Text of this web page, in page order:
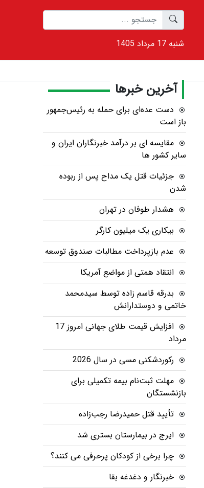
1405 شنبه 17 مرداد
آخرین خبرها
دست عده‌ای برای حمله به رئیس‌جمهور
باز است
مقایسه ای بر درآمد خبرنگاران ایران و
سایر کشور ها
جزئیات قتل یک مداح پس از ربوده
شدن
هشدار طوفان در تهران
بیکاری یک میلیون کارگر
عدم بازپرداخت مطالبات صندوق توسعه
انتقاد همتی از مواضع آمریکا
بدرقه قاسم زاده توسط سیدمحمد
خاتمی و دوستدارانش
افزایش قیمت طلای جهانی امروز 17
مرداد
رکوردشکنی مسی در سال 2026
مهلت ثبت‌نام بیمه تکمیلی برای
بازنشستگان
تأیید قتل حمیدرضا رجب‌زاده
ایرج در بیمارستان بستری شد
چرا برخی از کودکان پرحرفی می کنند؟
خبرنگار و دغدغه بقا